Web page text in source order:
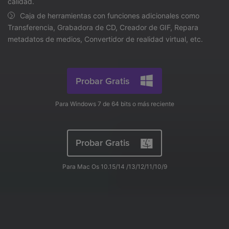
Video/Audio
Usuarios de Película
Usuarios de DVD
Video Tutorial
Mira el video tutorial para aprender a usar UniConverter.
compatibles con UniConverter.
¿Qué hay de nuevo?
Los productos y las actualizaciones más recientes.
Caja de herramientas con funciones adicionales como
Transferencia, Grabadora de CD, Creador de GIF, Repara
metadatos de medios, Convertidor de realidad virtual, etc.
Probar Gratis
Para Windows 7 de 64 bits o más reciente
Probar Gratis
Para Mac Os 10.15/14 /13/12/11/10/9